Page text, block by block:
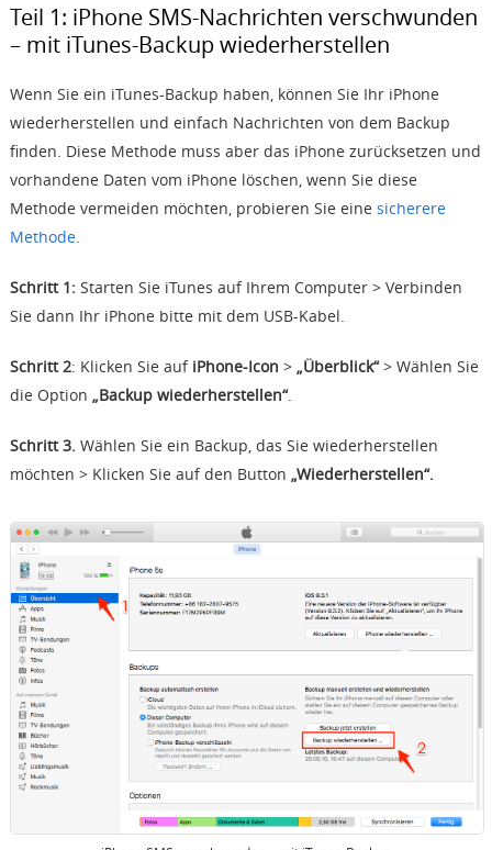
Teil 1: iPhone SMS-Nachrichten verschwunden
– mit iTunes-Backup wiederherstellen
Wenn Sie ein iTunes-Backup haben, können Sie Ihr iPhone
wiederherstellen und einfach Nachrichten von dem Backup
finden. Diese Methode muss aber das iPhone zurücksetzen und
vorhandene Daten vom iPhone löschen, wenn Sie diese
Methode vermeiden möchten, probieren Sie eine sicherere
Methode.
Schritt 1:Starten Sie iTunes auf Ihrem Computer > Verbinden
Sie dann Ihr iPhone bitte mit dem USB-Kabel.
Schritt 2: Klicken Sie auf iPhone-Icon > „Überblick“> Wählen Sie
die Option „Backup wiederherstellen“.
Schritt 3. Wählen Sie ein Backup, das Sie wiederherstellen
möchten > Klicken Sie auf den Button „Wiederherstellen“.